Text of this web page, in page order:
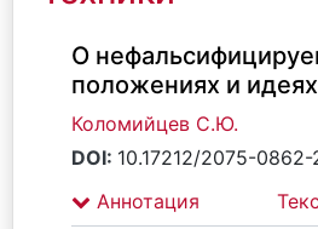
О
положениях и идеях
Коломийцев С.Ю.
DOI: 10.17212/2075-0862-
Аннотация